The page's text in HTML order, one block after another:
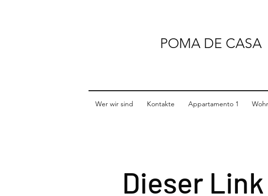
POMA DE CASA
Wer wir sind Kontakte Appartamento 1
Dieser